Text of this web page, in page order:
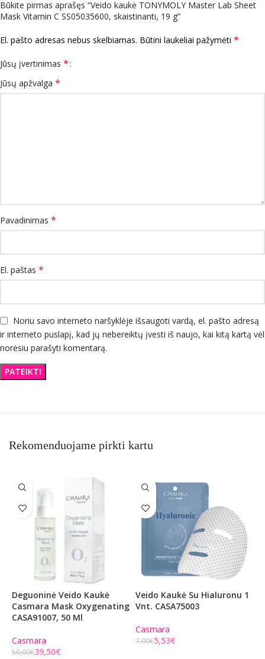
Būkite pirmas aprašęs “Veido kaukė TONYMOLY Master Lab Sheet
Mask Vitamin C SS05035600, skaistinanti, 19 g”
El. pašto adresas nebus skelbiamas. Būtini laukeliai pažymėti *
Jūsų įvertinimas *
Jūsų apžvalga *
Pavadinimas *
El. paštas *
Noriu savo interneto naršyklėje išsaugoti vardą, el. pašto adresą
ir interneto puslapį, kad jų nebereiktų įvesti iš naujo, kai kitą kartą vėl
norėsiu parašyti komentarą.
Rekomenduojame pirkti kartu
Deguoninė Veido Kaukė
Casmara Mask Oxygenating
CASA91007, 50 Ml
Casmara
50,00€39,50€
Veido Kaukė Su Hialuronu 1
Vnt. CASA75003
Casmara
7,00€5,53€